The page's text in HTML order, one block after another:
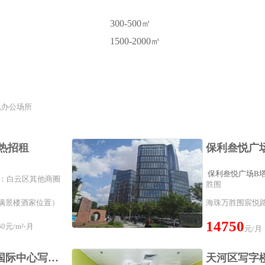
300-500㎡
1500-2000㎡
公场所
招租
白云区其他商圈
景楼酒家位置）
元/m²⋅月
保利叁悦广场B
胜围
海珠万胜围宸悦
14750元/月
天河区珠江新城 珠控国际中心写字楼精装修出租